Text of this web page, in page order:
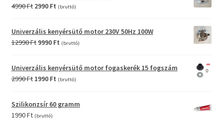
6990 Ft. 3990 Ft.
4990Ft Original
was:
4990 Ft.
2990 FtCurrent
2990 Ft.
(bruttó)
Univerzális kenyérsütő motor 230V 50Hz 100W
12990Ft Original
was:
12990 Ft.
9990 FtCurrent
is:
9990 Ft.
(bruttó)
Univerzális kenyérsütő motor fogaskerék 15 fogszám
2990Ft Original
was:
1990 FtCurrent
is:
1990 Ft.
(bruttó)
Szilikonzsír 60 gramm
1990Ft (bruttó)